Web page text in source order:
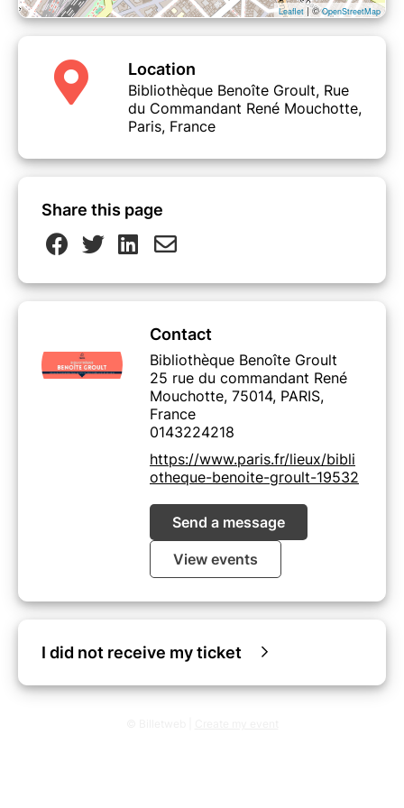
Leaflet | ©OpenStreetMap
Location
Bibliothèque Benoîte Groult, Rue
du Commandant René Mouchotte,
Paris, France
Share this page
Contact
Bibliothèque Benoîte Groult
25 rue du commandant René
Mouchotte, 75014, PARIS,
France
0143224218
https://www.paris.fr/lieux/bibli
otheque-benoite-groult-19532
Send a message
View events
I did not receive my ticket